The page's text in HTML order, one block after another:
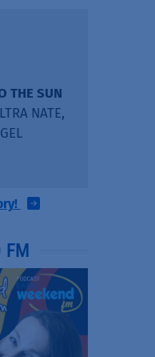
THE SUN
NATE,
FM